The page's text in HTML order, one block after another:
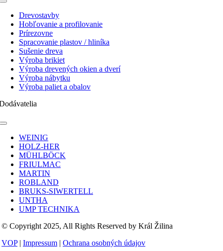
Toggle
NavigationDrevostavby
Hobľovanie a profilovanie
Prírezovne
Spracovanie plastov / hliníka
Sušenie dreva
Výroba brikiet
Výroba drevených okien a dverí
Výroba nábytku
Výroba paliet a obalov
Toggle
NavigationWEINIG
HOLZ-HER
MÜHLBÖCK
FRIULMAC
MARTIN
ROBLAND
BRUKS-SIWERTELL
UNTHA
UMP TECHNIKA
© Copyright 2025, All Rights Reserved by Král Žilina
VOP| Impressum | Ochrana osobných údajov